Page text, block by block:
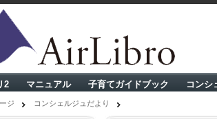
2 マニュアル 子育てガイドブック コンシ
ジ コンシェルジュだより